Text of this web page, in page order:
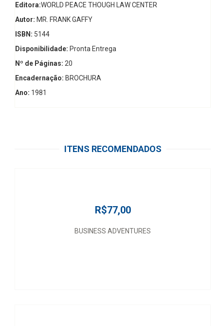
Editora:WORLD PEACE THOUGH LAW CENTER
Autor: MR. FRANK GAFFY
ISBN: 5144
Disponibilidade: Pronta Entrega
Nº de Páginas: 20
Encadernação: BROCHURA
Ano: 1981
ITENS RECOMENDADOS
R$77,00
BUSINESS ADVENTURES